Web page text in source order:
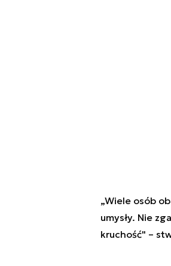
„Wiele osób
umysły. Nie
kruchość" –